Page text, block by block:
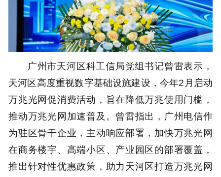
广州市天河区科工信局党组书记曾雷表示，
天河区高度重视数字基础设施建设，今年2月启动
万兆光网促消费活动，旨在降低万兆使用门槛，
推动万兆光网加速普及。曾雷指出，广州电信作
为驻区骨干企业，主动响应部署，加快万兆光网
在商务楼宇、高端小区、产业园区的部署覆盖，
推出针对性优惠政策，助力天河区打造万兆光网